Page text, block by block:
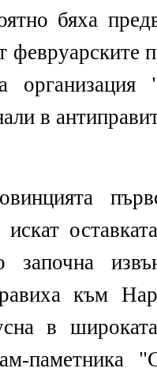
бяха
февруарските
в
искат
към
в
паметника